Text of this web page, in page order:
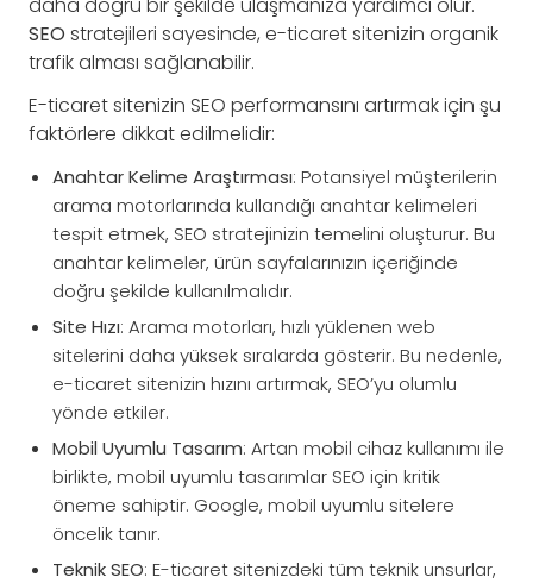
SEO stratejileri sayesinde, e-ticaret sitenizin organik
trafik alması sağlanabilir.
E-ticaret sitenizin SEO performansını artırmak için şu
faktörlere dikkat edilmelidir:
Anahtar Kelime Araştırması: Potansiyel müşterilerin
arama motorlarında kullandığı anahtar kelimeleri
tespit etmek, SEO stratejinizin temelini oluşturur. Bu
anahtar kelimeler, ürün sayfalarınızın içeriğinde
doğru şekilde kullanılmalıdır.
Site Hızı: Arama motorları, hızlı yüklenen web
sitelerini daha yüksek sıralarda gösterir. Bu nedenle,
e-ticaret sitenizin hızını artırmak, SEO’yu olumlu
yönde etkiler.
Mobil Uyumlu Tasarım: Artan mobil cihaz kullanımı ile
birlikte, mobil uyumlu tasarımlar SEO için kritik
öneme sahiptir. Google, mobil uyumlu sitelere
öncelik tanır.
Teknik SEO: E-ticaret sitenizdeki tüm teknik unsurlar,